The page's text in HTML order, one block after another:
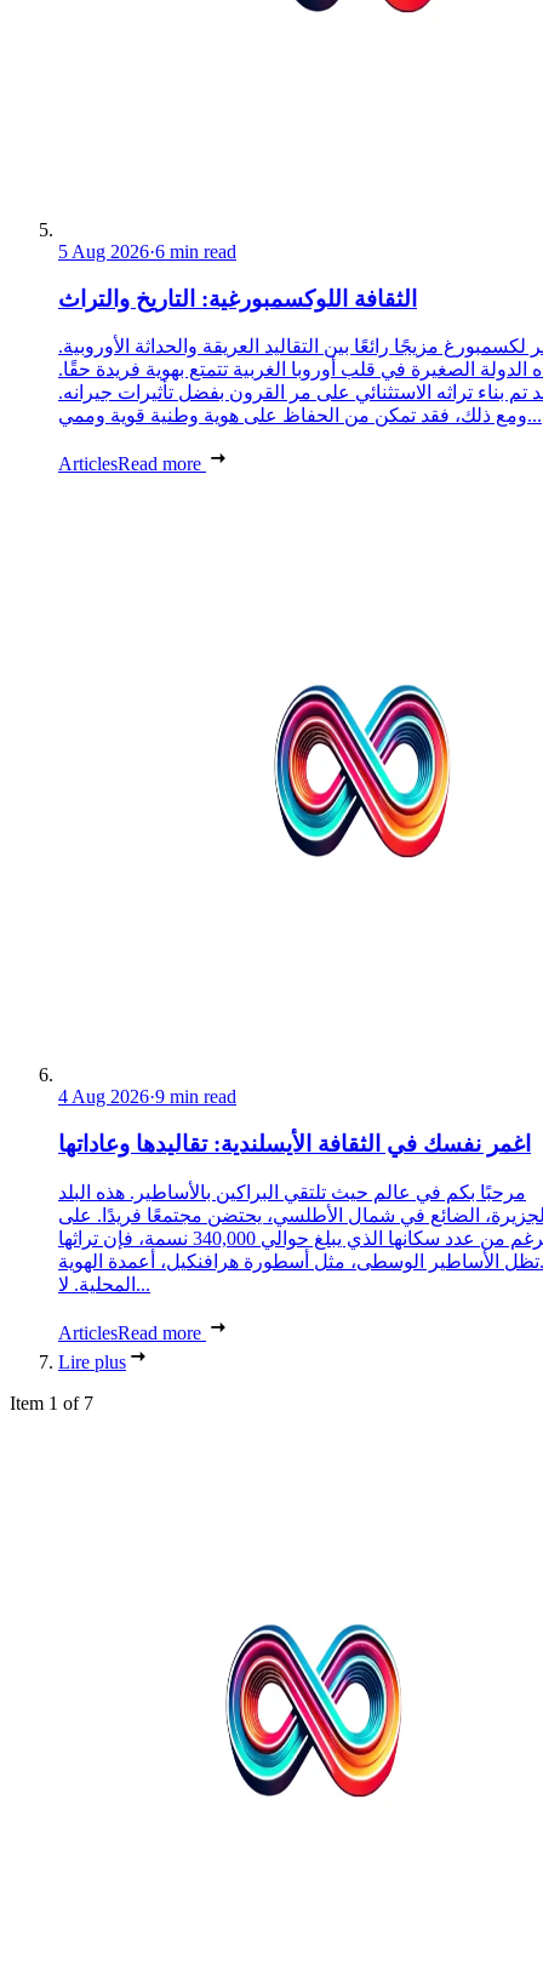
5 Aug 2026·6 min read
الثقافة اللوكسمبورغية: التاريخ والتراث
لكسمبورغ مزيجًا رائعًا بين التقاليد العريقة والحداثة الأوروبية.
الدولة الصغيرة في قلب أوروبا الغربية تتمتع بهوية فريدة حقًا.
تم بناء تراثه الاستثنائي على مر القرون بفضل تأثيرات جيرانه.
ومع ذلك، فقد تمكن من الحفاظ على هوية وطنية قوية وممي...
ArticlesRead more
4 Aug 2026·9 min read
اغمر نفسك في الثقافة الأيسلندية: تقاليدها وعاداتها
مرحبًا بكم في عالم حيث تلتقي البراكين بالأساطير. هذه البلد
الضائع في شمال الأطلسي، يحتضن مجتمعًا فريدًا. على
الرغم من عدد سكانها الذي يبلغ حوالي 340,000 نسمة، فإن تراثها
الأساطير الوسطى، مثل أسطورة هرافنكيل، أعمدة الهوية
المحلية. لا...
ArticlesRead more
Lire plus
Item 1 of 7